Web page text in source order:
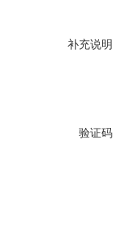
补充说明
验证码